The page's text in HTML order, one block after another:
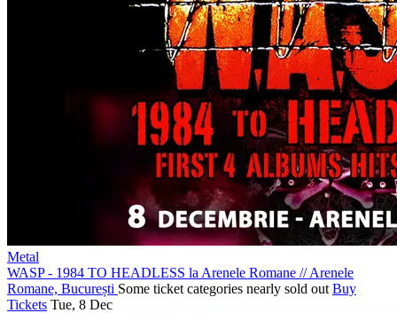
Metal
WASP - 1984 TO HEADLESS la Arenele Romane //Arenele
Romane, București Some ticket categories nearly sold out Buy
Tickets Tue, 8 Dec